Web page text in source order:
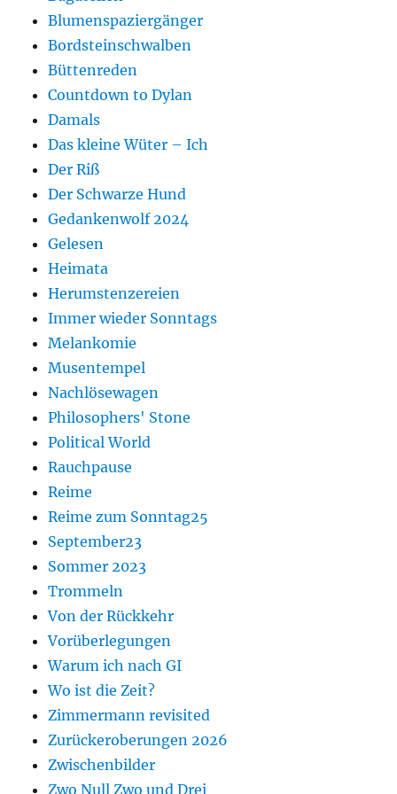
Blumenspaziergänger
Bordsteinschwalben
Büttenreden
Countdown to Dylan
Damals
Das kleine Wüter – Ich
Der Riß
Der Schwarze Hund
Gedankenwolf 2024
Gelesen
Heimata
Herumstenzereien
Immer wieder Sonntags
Melankomie
Musentempel
Nachlösewagen
Philosophers' Stone
Political World
Rauchpause
Reime
Reime zum Sonntag25
September23
Sommer 2023
Trommeln
Von der Rückkehr
Vorüberlegungen
Warum ich nach GI
Wo ist die Zeit?
Zimmermann revisited
Zurückeroberungen 2026
Zwischenbilder
Zwo Null Zwo und Drei